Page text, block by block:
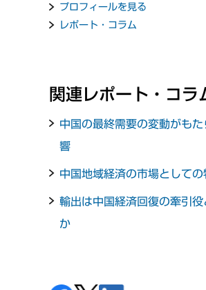
プロフィールを見る
レポート・コラム
関連レポート・コラ
中国の最終需要の変動がも
響
中国地域経済の市場としての
輸出は中国経済回復の牽引役
か